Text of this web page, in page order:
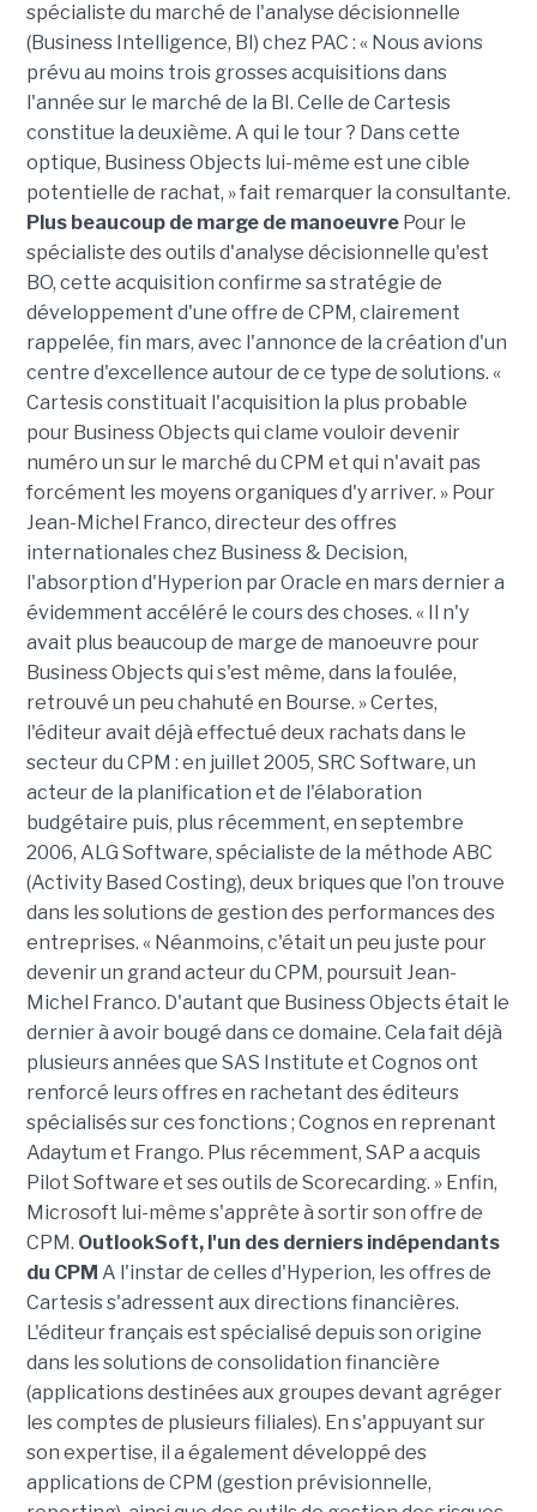
spécialiste du marché de l'analyse décisionnelle
(Business Intelligence, BI) chez PAC : « Nous avions
prévu au moins trois grosses acquisitions dans
l'année sur le marché de la BI. Celle de Cartesis
constitue la deuxième. A qui le tour ? Dans cette
optique, Business Objects lui-même est une cible
potentielle de rachat, » fait remarquer la consultante.
Plus beaucoup de marge de manoeuvrePour le
spécialiste des outils d'analyse décisionnelle qu'est
BO, cette acquisition confirme sa stratégie de
développement d'une offre de CPM, clairement
rappelée, fin mars, avec l'annonce de la création d'un
centre d'excellence autour de ce type de solutions. «
Cartesis constituait l'acquisition la plus probable
pour Business Objects qui clame vouloir devenir
numéro un sur le marché du CPM et qui n'avait pas
forcément les moyens organiques d'y arriver. » Pour
Jean-Michel Franco, directeur des offres
internationales chez Business & Decision,
l'absorption d'Hyperion par Oracle en mars dernier a
évidemment accéléré le cours des choses. « Il n'y
avait plus beaucoup de marge de manoeuvre pour
Business Objects qui s'est même, dans la foulée,
retrouvé un peu chahuté en Bourse. » Certes,
l'éditeur avait déjà effectué deux rachats dans le
secteur du CPM : en juillet 2005, SRC Software, un
acteur de la planification et de l'élaboration
budgétaire puis, plus récemment, en septembre
2006, ALG Software, spécialiste de la méthode ABC
(Activity Based Costing), deux briques que l'on trouve
dans les solutions de gestion des performances des
entreprises. « Néanmoins, c'était un peu juste pour
devenir un grand acteur du CPM, poursuit Jean-
Michel Franco. D'autant que Business Objects était le
dernier à avoir bougé dans ce domaine. Cela fait déjà
plusieurs années que SAS Institute et Cognos ont
renforcé leurs offres en rachetant des éditeurs
spécialisés sur ces fonctions ; Cognos en reprenant
Adaytum et Frango. Plus récemment, SAP a acquis
Pilot Software et ses outils de Scorecarding. » Enfin,
Microsoft lui-même s'apprête à sortir son offre de
CPM. OutlookSoft, l'un des derniers indépendants
du CPM A l'instar de celles d'Hyperion, les offres de
Cartesis s'adressent aux directions financières.
L'éditeur français est spécialisé depuis son origine
dans les solutions de consolidation financière
(applications destinées aux groupes devant agréger
les comptes de plusieurs filiales). En s'appuyant sur
son expertise, il a également développé des
applications de CPM (gestion prévisionnelle,